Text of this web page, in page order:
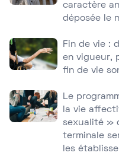
caractère
déposée le
Fin de vie :
en vigueur,
fin de vie
Le
la vie
sexualité »
terminale
les